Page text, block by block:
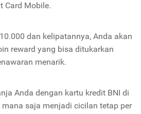
Card Mobile.
dan kelipatannya, Anda akan
reward yang bisa ditukarkan
menarik.
Anda dengan kartu kredit BNI di
saja menjadi cicilan tetap per